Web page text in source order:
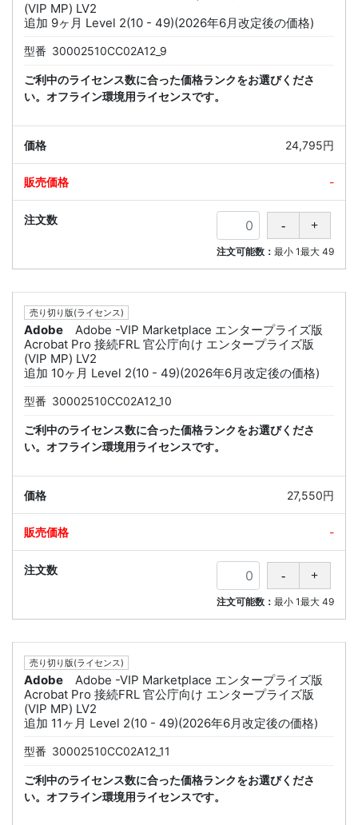
(VIP MP) LV2
追加 9ヶ月 Level 2(10 - 49)(2026年6月改定後の価格)
型番 30002510CC02A12_9
ご利中のライセンス数に合った価格ランクをお選びくださ
い。オフライン環境用ライセンスです。
24,795円
-
注文可能数： 最小 1最大 49
売り切り版(ライセンス)
Adobe
Adobe -VIP Marketplace エンタープライズ版
Acrobat Pro 接続FRL 官公庁向け エンタープライズ版
(VIP MP) LV2
追加 10ヶ月 Level 2(10 - 49)(2026年6月改定後の価格)
型番 30002510CC02A12_10
ご利中のライセンス数に合った価格ランクをお選びくださ
い。オフライン環境用ライセンスです。
27,550円
-
注文可能数： 最小 1最大 49
売り切り版(ライセンス)
Adobe
Adobe -VIP Marketplace エンタープライズ版
Acrobat Pro 接続FRL 官公庁向け エンタープライズ版
(VIP MP) LV2
追加 11ヶ月 Level 2(10 - 49)(2026年6月改定後の価格)
型番 30002510CC02A12_11
ご利中のライセンス数に合った価格ランクをお選びくださ
い。オフライン環境用ライセンスです。